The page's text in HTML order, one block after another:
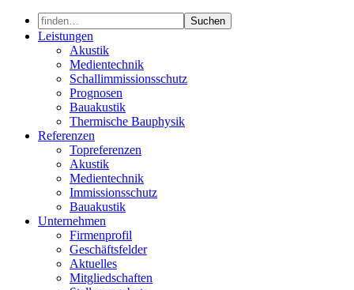
Skip
Leistungen
Akustik
Medientechnik
Schallimmissionsschutz
Prognosen
Bauakustik
Thermische Bauphysik
Referenzen
Topreferenzen
Akustik
Medientechnik
Immissionsschutz
Bauakustik
Unternehmen
Firmenprofil
Geschäftsfelder
Aktuelles
Mitgliedschaften